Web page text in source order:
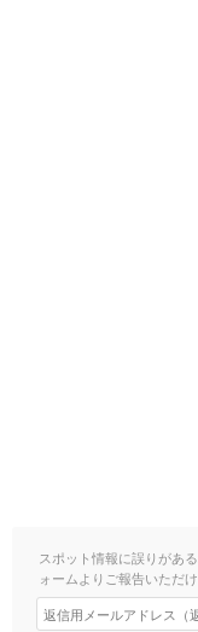
スポット情報に誤りがあ
ォームよりご報告いただけ